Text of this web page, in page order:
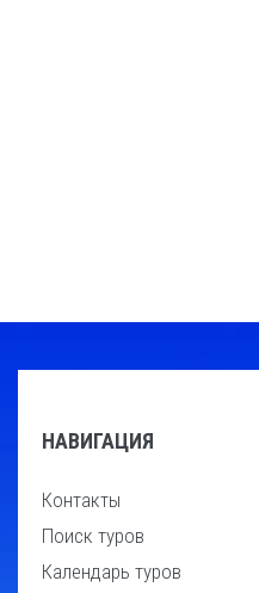
НАВИГАЦИЯ
Контакты
Поиск туров
Календарь туров